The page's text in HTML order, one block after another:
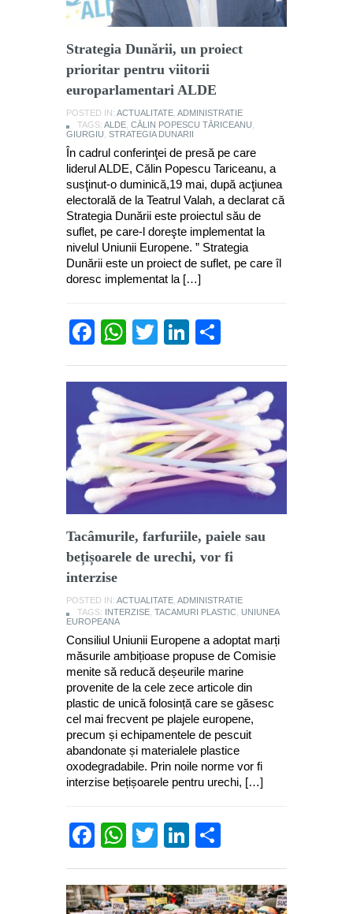
Strategia Dunării, un proiect
prioritar pentru viitorii
europarlamentari ALDE
POSTED IN: ACTUALITATE ADMINISTRATIE
TAGS: ALDE CĂLIN POPESCU TĂRICEANU
GIURGIU STRATEGIA DUNARII
În cadrul conferinţei de presă pe care
liderul ALDE, Călin Popescu Tariceanu, a
susţinut-o duminică,19 mai, după acţiunea
electorală de la Teatrul Valah, a declarat că
Strategia Dunării este proiectul său de
suflet, pe care-l doreşte implementat la
nivelul Uniunii Europene. ” Strategia
Dunării este un proiect de suflet, pe care îl
doresc implementat la […]
Facebook
WhatsApp
TwitterLinkedIn
Tacâmurile, farfuriile, paiele sau
bețișoarele de urechi, vor fi
interzise
POSTED IN: ACTUALITATE ADMINISTRATIE
TAGS: INTERZISE TACAMURI PLASTIC UNIUNEA
EUROPEANA
Consiliul Uniunii Europene a adoptat marți
măsurile ambițioase propuse de Comisie
menite să reducă deșeurile marine
provenite de la cele zece articole din
plastic de unică folosință care se găsesc
cel mai frecvent pe plajele europene,
precum și echipamentele de pescuit
abandonate și materialele plastice
oxodegradabile. Prin noile norme vor fi
interzise bețișoarele pentru urechi, […]
Facebook
WhatsApp
TwitterLinkedIn